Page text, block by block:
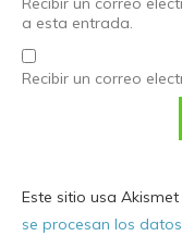
a esta entrada.
Recibir un correo
Este sitio usa
se procesan los